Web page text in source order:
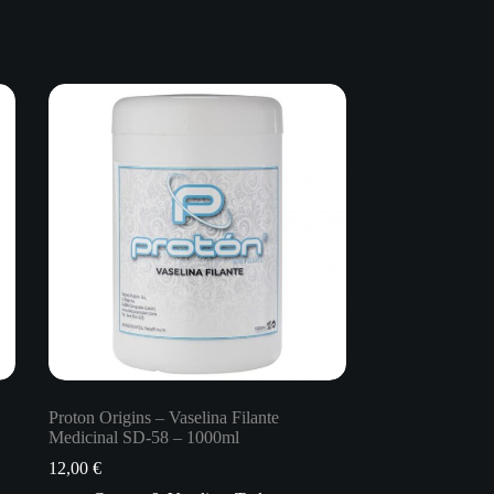
Proton Origins – Vaselina Filante
Medicinal SD-58 – 1000ml
12,00 €